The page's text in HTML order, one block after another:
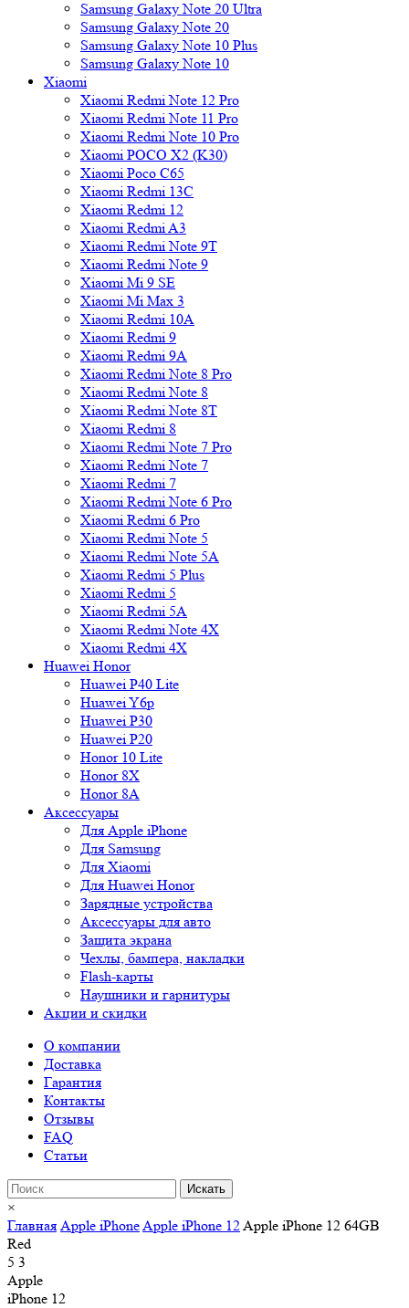
Samsung Galaxy Note 20 Ultra
Samsung Galaxy Note 20
Samsung Galaxy Note 10 Plus
Samsung Galaxy Note 10
Xiaomi
Xiaomi Redmi Note 12 Pro
Xiaomi Redmi Note 11 Pro
Xiaomi Redmi Note 10 Pro
Xiaomi POCO X2 (K30)
Xiaomi Poco C65
Xiaomi Redmi 13C
Xiaomi Redmi 12
Xiaomi Redmi A3
Xiaomi Redmi Note 9T
Xiaomi Redmi Note 9
Xiaomi Mi 9 SE
Xiaomi Mi Max 3
Xiaomi Redmi 10A
Xiaomi Redmi 9
Xiaomi Redmi 9A
Xiaomi Redmi Note 8 Pro
Xiaomi Redmi Note 8
Xiaomi Redmi Note 8T
Xiaomi Redmi 8
Xiaomi Redmi Note 7 Pro
Xiaomi Redmi Note 7
Xiaomi Redmi 7
Xiaomi Redmi Note 6 Pro
Xiaomi Redmi 6 Pro
Xiaomi Redmi Note 5
Xiaomi Redmi Note 5A
Xiaomi Redmi 5 Plus
Xiaomi Redmi 5
Xiaomi Redmi 5A
Xiaomi Redmi Note 4X
Xiaomi Redmi 4X
Huawei Honor
Huawei P40 Lite
Huawei Y6p
Huawei P30
Huawei P20
Honor 10 Lite
Honor 8X
Honor 8A
Аксессуары
Для Apple iPhone
Для Samsung
Для Xiaomi
Для Huawei Honor
Зарядные устройства
Аксессуары для авто
Защита экрана
Чехлы, бампера, накладки
Flash-карты
Наушники и гарнитуры
Акции и скидки
О компании
Доставка
Гарантия
Контакты
Отзывы
FAQ
Статьи
×
Главная Apple iPhoneApple iPhone 12Apple iPhone 12 64GB
Red
5 3
Apple
iPhone 12